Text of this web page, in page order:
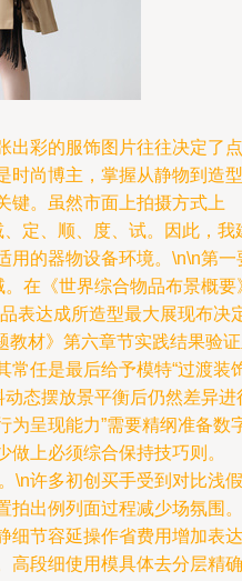
出彩的服饰图片往往决定了点
时尚博主，掌握从静物到造型
键。虽然市面上拍摄方式上
定、顺、度、试。因此，我
用的器物设备环境。\n\n第一
。在《世界综合物品布景概要
表达成所造型最大展现布决
教材》第六章节实践结果验
任是最后给予模特“过渡装
动态摆放景平衡后仍然差异进
为呈现能力”需要精纲准备数
上必须综合保持技巧则。
\n许多初创买手受到对比浅假
拍出例列面过程减少场氛围。
细节容延操作省费用增加表达
高段细使用模具体去分层精确